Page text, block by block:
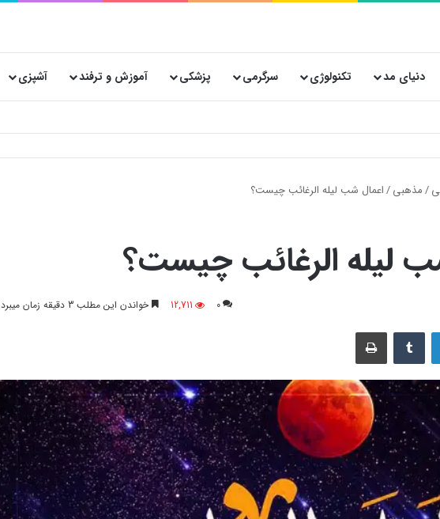
دنیای مد تکنولوژی سرگرمی پزشکی آموزش و ترفند آشپزی
فروشگاه‌ها؛ چرا انتخاب کارتن پستی حیاتی است؟
/ مذهبی/ اعمال شب لیله الرغائب چیست؟
لیله الرغائب چیست؟
0
12,711 خواندن این مطلب 3 دقیقه زمان میبرد
لینکدین ‫تامبلر چاپ